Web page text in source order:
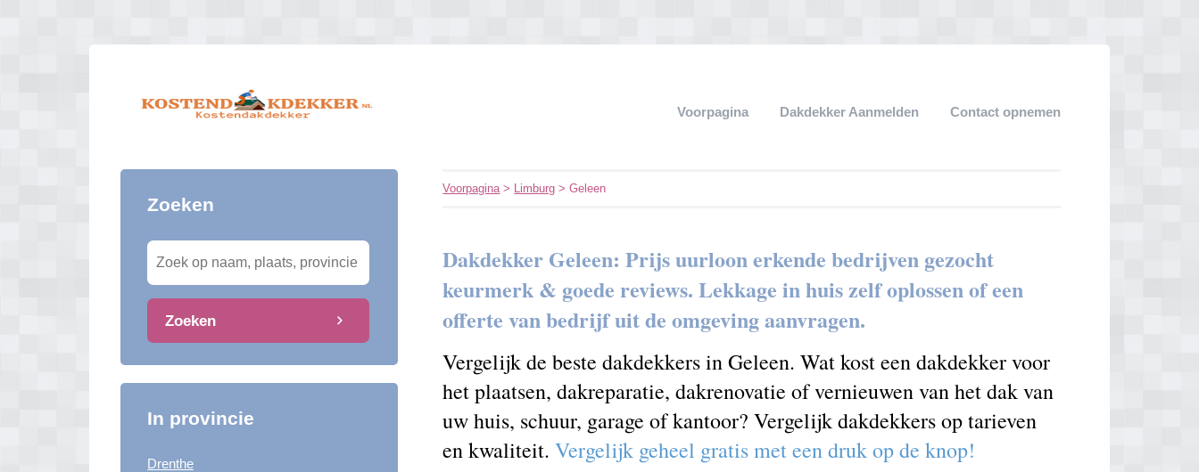
Voorpagina Dakdekker Aanmelden Contact opnemen
Zoeken
Zoeken
In provincie
Drenthe
Voorpagina> Limburg > Geleen
Dakdekker Geleen: Prijs uurloon erkende bedrijven gezocht
keurmerk & goede reviews. Lekkage in huis zelf oplossen of een
offerte van bedrijf uit de omgeving aanvragen.
Vergelijk de beste dakdekkers in Geleen. Wat kost een dakdekker voor
het plaatsen, dakreparatie, dakrenovatie of vernieuwen van het dak van
uw huis, schuur, garage of kantoor? Vergelijk dakdekkers op tarieven
en kwaliteit.Vergelijk geheel gratis met een druk op de knop!